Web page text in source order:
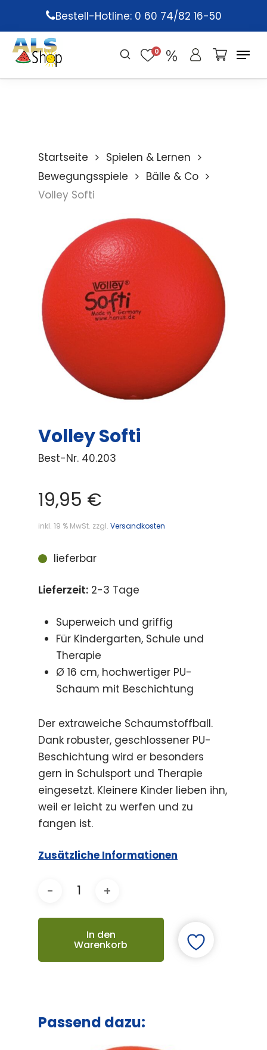
main
content
Bestell-Hotline: 0 60 74/82 16-50
0
Startseite
Spielen & Lernen
Bewegungsspiele
Bälle & Co
Volley Softi
Volley Softi
Best-Nr. 40.203
19,95 €
inkl. 19 % MwSt. zzgl. Versandkosten
lieferbar
Lieferzeit: 2-3 Tage
Superweich und griffig
Für Kindergarten, Schule und
Therapie
Ø 16 cm, hochwertiger PU-
Schaum mit Beschichtung
Der extraweiche Schaumstoffball.
Dank robuster, geschlossener PU-
Beschichtung wird er besonders
gern in Schulsport und Therapie
eingesetzt. Kleinere Kinder lieben ihn,
weil er leicht zu werfen und zu
fangen ist.
Zusätzliche Informationen
In den
Warenkorb
Passend dazu: